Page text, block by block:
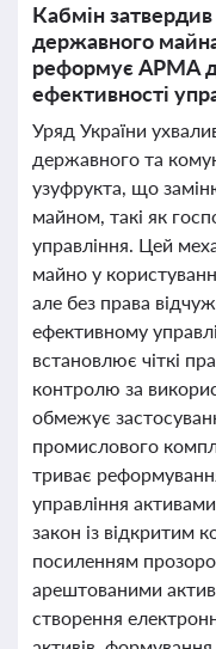
Кабмін
державного
реформує АРМА
ефективності
Уряд України
державного та
узуфрукта, що
майном, такі як
управління. Цей
майно у
але без права
ефективному
встановлює чіткі
контролю за
обмежує
промислового
триває
управління
закон із відкритим
посиленням
арештованими
створення